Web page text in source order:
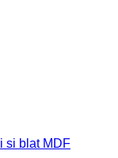
si blat MDF